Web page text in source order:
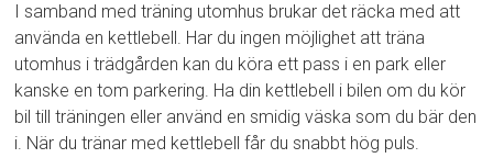
I samband med träning utomhus brukar det räcka med att
använda en kettlebell. Har du ingen möjlighet att träna
utomhus i trädgården kan du köra ett pass i en park eller
kanske en tom parkering. Ha din kettlebell i bilen om du kör
bil till träningen eller använd en smidig väska som du bär den
i. När du tränar med kettlebell får du snabbt hög puls.